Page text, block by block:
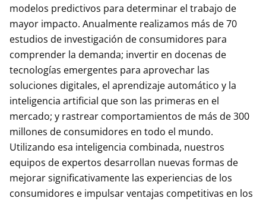
modelos predictivos para determinar el trabajo de
mayor impacto. Anualmente realizamos más de 70
estudios de investigación de consumidores para
comprender la demanda; invertir en docenas de
tecnologías emergentes para aprovechar las
soluciones digitales, el aprendizaje automático y la
inteligencia artificial que son las primeras en el
mercado; y rastrear comportamientos de más de 300
millones de consumidores en todo el mundo.
Utilizando esa inteligencia combinada, nuestros
equipos de expertos desarrollan nuevas formas de
mejorar significativamente las experiencias de los
consumidores e impulsar ventajas competitivas en los